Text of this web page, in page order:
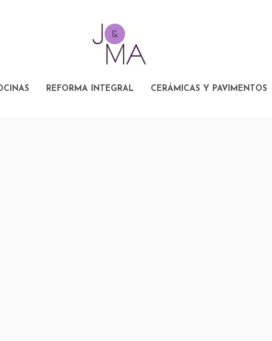
REFORMA INTEGRAL CERÁMICAS Y PAVIMENTOS